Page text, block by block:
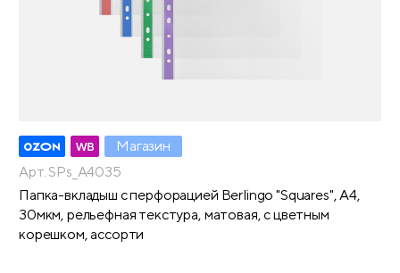
Магазин
Арт. SPs_A4035
Папка-вкладыш с перфорацией Berlingo "Squares", А4,
30мкм, рельефная текстура, матовая, с цветным
корешком, ассорти